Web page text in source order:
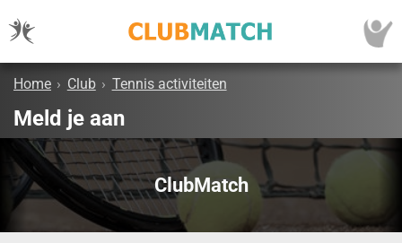
Home › Club › Tennis activiteiten
Meld je aan
ClubMatch